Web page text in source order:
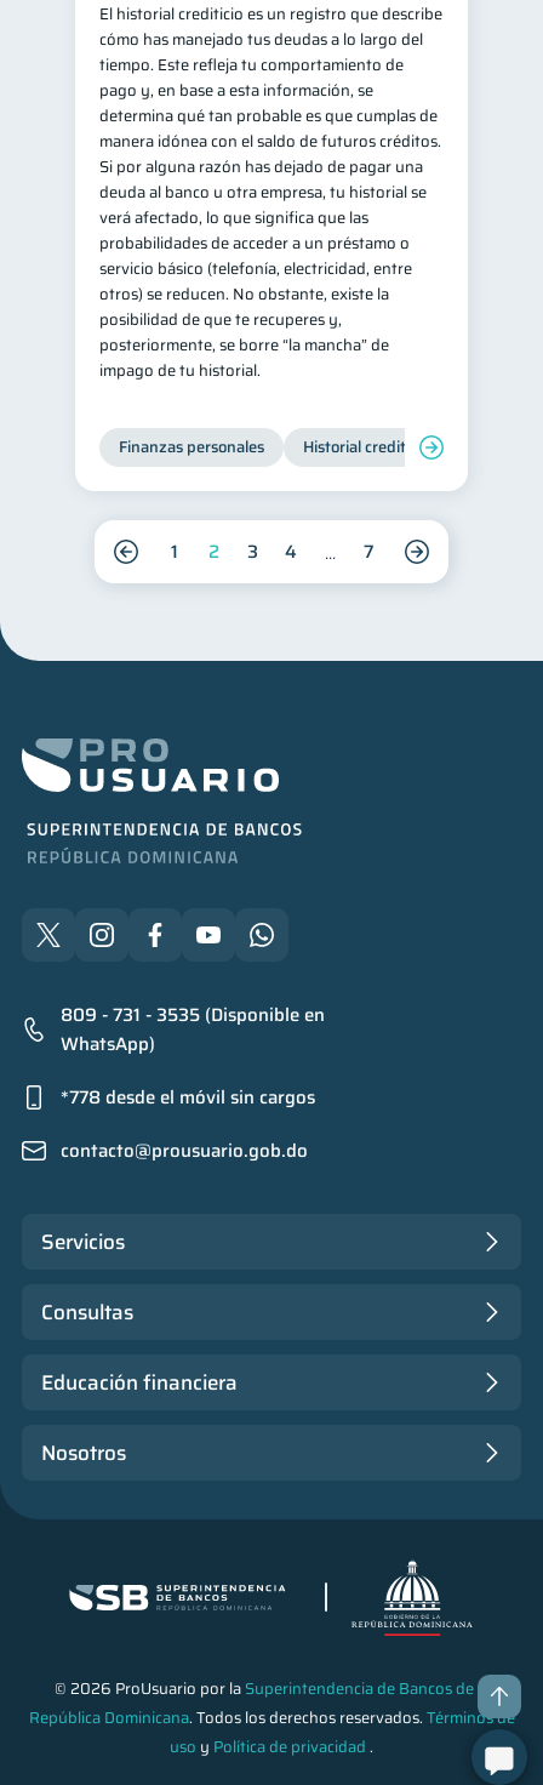
El historial crediticio es un registro que describe
cómo has manejado tus deudas a lo largo del
tiempo. Este refleja tu comportamiento de
pago y, en base a esta información, se
determina qué tan probable es que cumplas de
manera idónea con el saldo de futuros créditos.
Si por alguna razón has dejado de pagar una
deuda al banco u otra empresa, tu historial se
verá afectado, lo que significa que las
probabilidades de acceder a un préstamo o
servicio básico (telefonía, electricidad, entre
otros) se reducen. No obstante, existe la
posibilidad de que te recuperes y,
posteriormente, se borre “la mancha” de
impago de tu historial.
Finanzas personales Historial crediticio
1 2 3 4 7
© 2026 ProUsuario por laSuperintendencia de Bancos de la
República Dominicana. Todos los derechos reservados.Términos de
uso y Política de privacidad.
809 - 731 - 3535 (Disponible en
WhatsApp)
*778 desde el móvil sin cargos
contacto@prousuario.gob.do
Servicios
Consultas
Educación financiera
Nosotros